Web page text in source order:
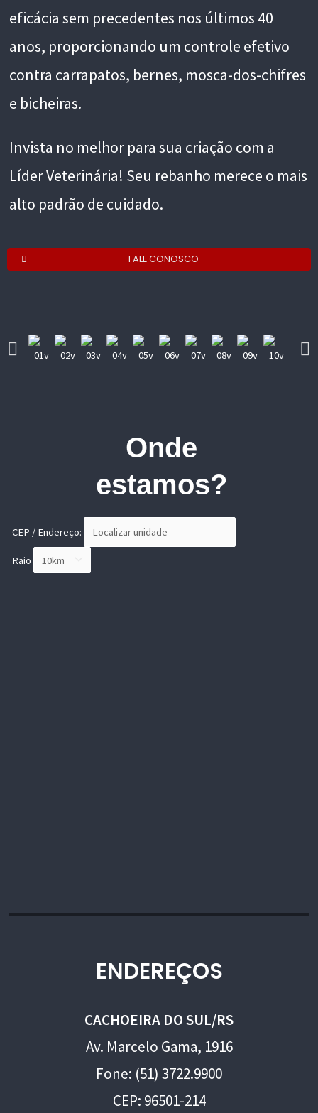
eficácia sem precedentes nos últimos 40
anos, proporcionando um controle efetivo
contra carrapatos, bernes, mosca-dos-chifres
e bicheiras.
Invista no melhor para sua criação com a
Líder Veterinária! Seu rebanho merece o mais
alto padrão de cuidado.
FALE CONOSCO
Onde
estamos?
CEP / Endereço:
Raio
ENDEREÇOS
CACHOEIRA DO SUL/RS
Av. Marcelo Gama, 1916
Fone: (51) 3722.9900
CEP: 96501-214